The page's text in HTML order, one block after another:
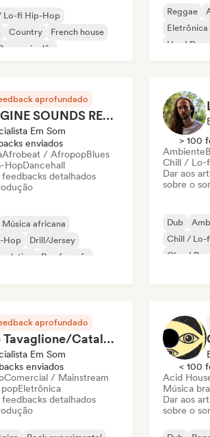
Lo-fi Hip-Hop
Country
French house
em inglês
Reggae
Eletrônica
Hard
aprofundado
ORIGINE SOUNDS RECORDS
Em Som
enviados
Afrobeat / AfropopBlues
HopDancehall
feedbacks detalhados
Música africana
Hop
Drill/Jersey
latina Rap francês
> 100
Ambiente
Chill / Lo-
Dar aos
sobre o
Dub
Chill / Lo-
Cloud
aprofundado
Rob Tavaglione/Catalyst Recording
Em Som
enviados
Comercial / Mainstream
Eletrônica
feedbacks detalhados
< 100
Acid
Música
Dar aos
sobre o